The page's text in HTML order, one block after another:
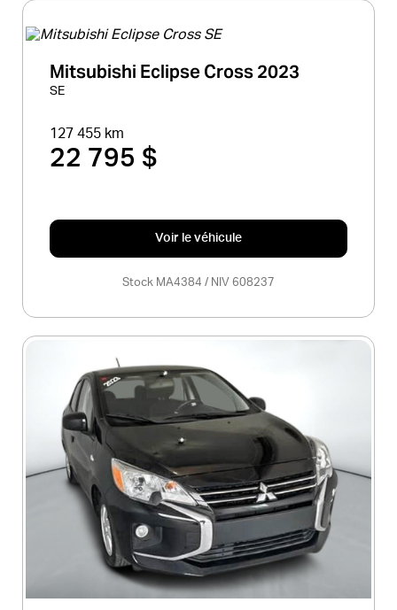
Mitsubishi Eclipse Cross 2023
SE
127 455 km
22 795 $
Voir le véhicule
Stock MA4384 / NIV 608237